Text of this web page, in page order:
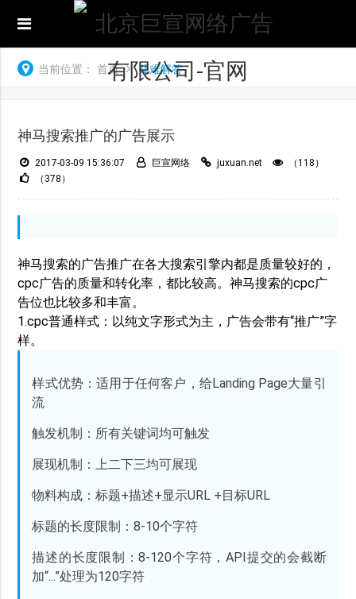
当前位置： 首页 疑难解答
神马搜索推广的广告展示
2017-03-09 15:36:07 巨宣网络 juxuan.net
（118）
（378）
神马搜索的广告推广在各大搜索引擎内都是质量较好的，
cpc广告的质量和转化率，都比较高。神马搜索的cpc广
告位也比较多和丰富。
1.cpc普通样式：以纯文字形式为主，广告会带有“推广”字
样。
样式优势：适用于任何客户，给Landing Page大量引
流
触发机制：所有关键词均可触发
展现机制：上二下三均可展现
物料构成：标题+描述+显示URL +目标URL
标题的长度限制：8-10个字符
描述的长度限制：8-120个字符，API提交的会截断
加“...”处理为120字符